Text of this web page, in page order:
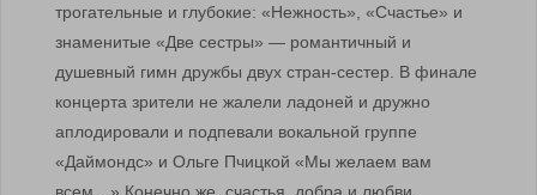
трогательные и глубокие: «Нежность», «Счастье» и
знаменитые «Две сестры» — романтичный и
душевный гимн дружбы двух стран-сестер. В финале
концерта зрители не жалели ладоней и дружно
аплодировали и подпевали вокальной группе
«Даймондс» и Ольге Пчицкой «Мы желаем вам